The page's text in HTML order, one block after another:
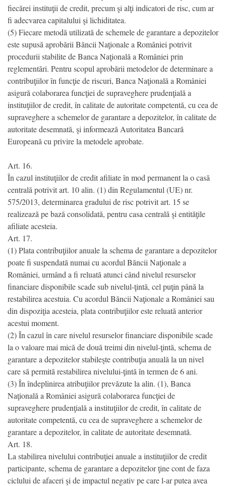
fiecărei instituţii de credit, precum şi alţi indicatori de risc, cum ar
fi adecvarea capitalului şi lichiditatea.
(5) Fiecare metodă utilizată de schemele de garantare a depozitelor
este supusă aprobării Băncii Naţionale a României potrivit
procedurii stabilite de Banca Naţională a României prin
reglementări. Pentru scopul aprobării metodelor de determinare a
contribuţiilor în funcţie de riscuri, Banca Naţională a României
asigură colaborarea funcţiei de supraveghere prudenţială a
instituţiilor de credit, în calitate de autoritate competentă, cu cea de
supraveghere a schemelor de garantare a depozitelor, în calitate de
autoritate desemnată, şi informează Autoritatea Bancară
Europeană cu privire la metodele aprobate.
Art. 16.
În cazul instituţiilor de credit afiliate în mod permanent la o casă
centrală potrivit art. 10 alin. (1) din Regulamentul (UE) nr.
575/2013, determinarea gradului de risc potrivit art. 15 se
realizează pe bază consolidată, pentru casa centrală şi entităţile
afiliate acesteia.
Art. 17.
(1) Plata contribuţiilor anuale la schema de garantare a depozitelor
poate fi suspendată numai cu acordul Băncii Naţionale a
României, urmând a fi reluată atunci când nivelul resurselor
financiare disponibile scade sub nivelul-ţintă, cel puţin până la
restabilirea acestuia. Cu acordul Băncii Naţionale a României sau
din dispoziţia acesteia, plata contribuţiilor este reluată anterior
acestui moment.
(2) În cazul în care nivelul resurselor financiare disponibile scade
la o valoare mai mică de două treimi din nivelul-ţintă, schema de
garantare a depozitelor stabileşte contribuţia anuală la un nivel
care să permită restabilirea nivelului-ţintă în termen de 6 ani.
(3) În îndeplinirea atribuţiilor prevăzute la alin. (1), Banca
Naţională a României asigură colaborarea funcţiei de
supraveghere prudenţială a instituţiilor de credit, în calitate de
autoritate competentă, cu cea de supraveghere a schemelor de
garantare a depozitelor, în calitate de autoritate desemnată.
Art. 18.
La stabilirea nivelului contribuţiei anuale a instituţiilor de credit
participante, schema de garantare a depozitelor ţine cont de faza
ciclului de afaceri şi de impactul negativ pe care l-ar putea avea